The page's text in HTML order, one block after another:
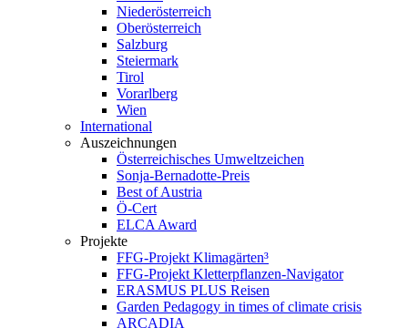
Niederösterreich
Oberösterreich
Salzburg
Steiermark
Tirol
Vorarlberg
Wien
International
Auszeichnungen
Österreichisches Umweltzeichen
Sonja-Bernadotte-Preis
Best of Austria
Ö-Cert
ELCA Award
Projekte
FFG-Projekt Klimagärten³
FFG-Projekt Kletterpflanzen-Navigator
ERASMUS PLUS Reisen
Garden Pedagogy in times of climate crisis
ARCADIA